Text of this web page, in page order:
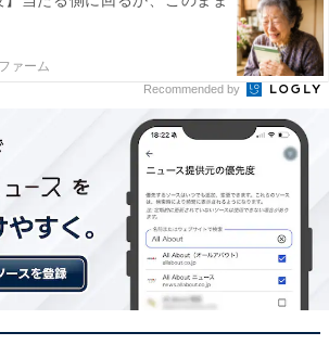
ァーム
Recommended by